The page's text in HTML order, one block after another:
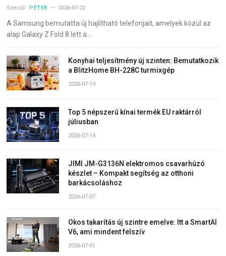
Szerző: PÉTER 2026-07-22
A Samsung bemutatta új hajlítható telefonjait, amelyek közül az
alap Galaxy Z Fold 8 lett a…
Konyhai teljesítmény új szinten: Bemutatkozik
a BlitzHome BH-228C turmixgép
2026-07-19
Top 5 népszerű kínai termék EU raktárról
júliusban
2026-07-14
JIMI JM-G3136N elektromos csavarhúzó
készlet – Kompakt segítség az otthoni
barkácsoláshoz
2026-07-07
Okos takarítás új szintre emelve: Itt a SmartAI
V6, ami mindent felszív
2026-07-01